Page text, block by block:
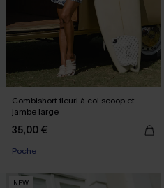
Combishort fleuri à col scoop et
jambe large
35,00 €
Poche
NEW